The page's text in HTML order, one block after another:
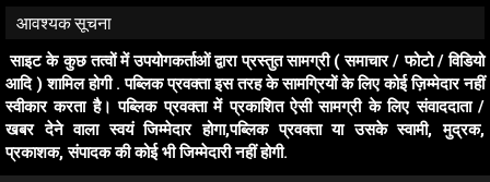
आवश्यक सूचना
साइट के कुछ तत्वों में उपयोगकर्ताओं द्वारा प्रस्तुत सामग्री ( समाचार / फोटो / विडियो
आदि ) शामिल होगी . पब्लिक प्रवक्ता इस तरह के सामग्रियों के लिए कोई ज़िम्मेदार नहीं
स्वीकार करता है। पब्लिक प्रवक्ता में प्रकाशित ऐसी सामग्री के लिए संवाददाता /
खबर देने वाला स्वयं जिम्मेदार होगा,पब्लिक प्रवक्ता या उसके स्वामी, मुद्रक,
प्रकाशक, संपादक की कोई भी जिम्मेदारी नहीं होगी.